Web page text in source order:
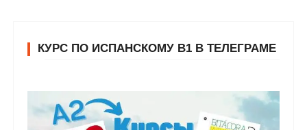
КУРС ПО ИСПАНСКОМУ В1 В ТЕЛЕГРАМЕ